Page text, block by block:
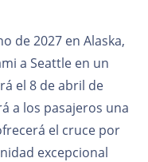
de 2027 en Alaska,
a Seattle en un
el 8 de abril de
a los pasajeros una
el cruce por
excepcional